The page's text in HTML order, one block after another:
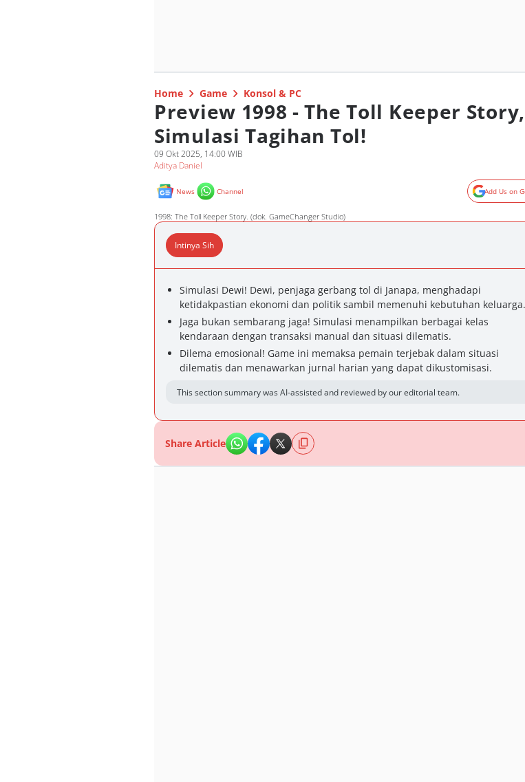
Home Game Konsol & PC
Preview 1998 - The Toll Keeper Story,
Simulasi Tagihan Tol!
09 Okt 2025, 14:00 WIB
Aditya Daniel
News Channel Add Us on
1998: The Toll Keeper Story. (dok. GameChanger Studio)
Intinya Sih
Simulasi Dewi! Dewi, penjaga gerbang tol di Janapa, menghadapi
ketidakpastian ekonomi dan politik sambil memenuhi kebutuhan keluarga.
Jaga bukan sembarang jaga! Simulasi menampilkan berbagai kelas
kendaraan dengan transaksi manual dan situasi dilematis.
Dilema emosional! Game ini memaksa pemain terjebak dalam situasi
dilematis dan menawarkan jurnal harian yang dapat dikustomisasi.
This section summary was AI-assisted and reviewed by our editorial team.
Share Article